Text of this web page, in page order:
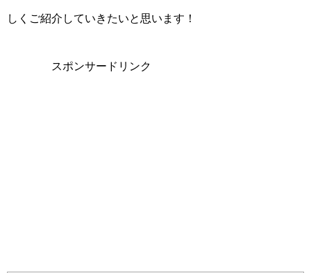
しくご紹介していきたいと思います！
スポンサードリンク